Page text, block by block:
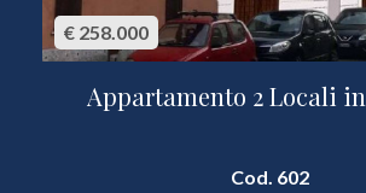
€ 258.000
Appartamento 2 Locali
Cod. 602